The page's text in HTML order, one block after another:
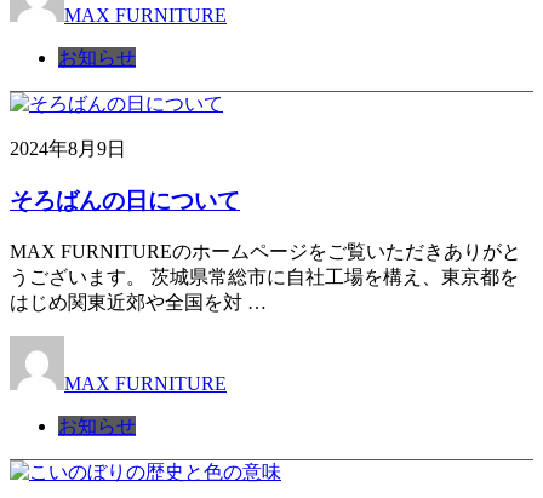
MAX FURNITURE
お知らせ
2024年8月9日
そろばんの日について
MAX FURNITUREのホームページをご覧いただきありがと
うございます。 茨城県常総市に自社工場を構え、東京都を
はじめ関東近郊や全国を対 …
MAX FURNITURE
お知らせ